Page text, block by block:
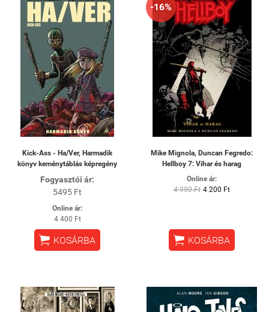
Kick-Ass - Ha/Ver, Harmadik
könyv keménytáblás képregény
Fogyasztói ár:
5495 Ft
Online ár:
4 400 Ft
 KOSÁRBA
-16%
Mike Mignola, Duncan Fegredo:
Hellboy 7: Vihar és harag
Online ár:
4 990 Ft 4 200 Ft
 KOSÁRBA